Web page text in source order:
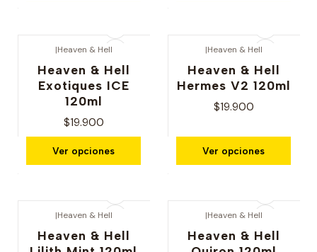
|Heaven & Hell
Heaven & Hell
Exotiques ICE
120ml
$19.900
Ver opciones
|Heaven & Hell
Heaven & Hell
Hermes V2 120ml
$19.900
Ver opciones
|Heaven & Hell
Heaven & Hell
|Heaven & Hell
Heaven & Hell